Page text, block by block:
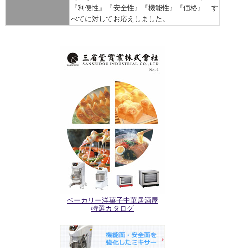
『利便性』『安全性』『機能性』『価格』 す
べてに対してお応えしました。
ベーカリー洋菓子中華居酒屋
特選カタログ